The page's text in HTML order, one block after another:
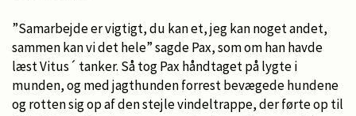
”Samarbejde er vigtigt, du kan et, jeg kan noget andet,
sammen kan vi det hele” sagde Pax, som om han havde
læst Vitus´ tanker. Så tog Pax håndtaget på lygte i
munden, og med jagthunden forrest bevægede hundene
og rotten sig op af den stejle vindeltrappe, der førte op til